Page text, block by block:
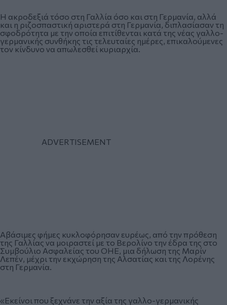
Η ακροδεξιά τόσο στη Γαλλία όσο και στη Γερμανία, αλλά
και η ριζοσπαστική αριστερά στη Γερμανία, διπλασίασαν τη
σφοδρότητα με την οποία επιτίθενται κατά της νέας γαλλο-
γερμανικής συνθήκης τις τελευταίες ημέρες, επικαλούμενες
τον κίνδυνο να απωλεσθεί κυριαρχία.
Αβάσιμες φήμες κυκλοφόρησαν ευρέως, από την πρόθεση
της Γαλλίας να μοιραστεί με το Βερολίνο την έδρα της στο
Συμβούλιο Ασφαλείας του ΟΗΕ, μια δήλωση της Μαρίν
Λεπέν, μέχρι την εκχώρηση της Αλσατίας και της Λορένης
στη Γερμανία.
«Εκείνοι που ξεχνάνε την αξία της γαλλο-γερμανικής